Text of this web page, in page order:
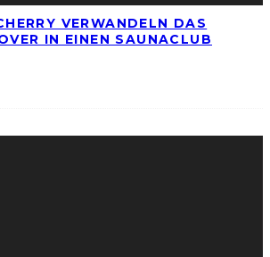
VERWANDELN DAS
IN EINEN SAUNACLUB